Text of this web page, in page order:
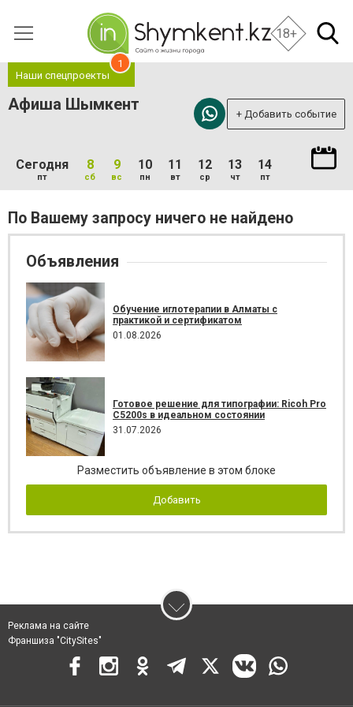
18+
Наши спецпроекты
1
Афиша Шымкент + Добавить событие
Сегодня
пт
8
сб
9
вс
10
пн
11
вт
12
ср
13
чт
14
пт
По Вашему запросу ничего не найдено
Объявления
Обучение иглотерапии в Алматы с
практикой и сертификатом
01.08.2026
Готовое решение для типографии: Ricoh Pro
C5200s в идеальном состоянии
31.07.2026
Разместить объявление в этом блоке
Добавить
Реклама на сайте
Франшиза "CitySites"